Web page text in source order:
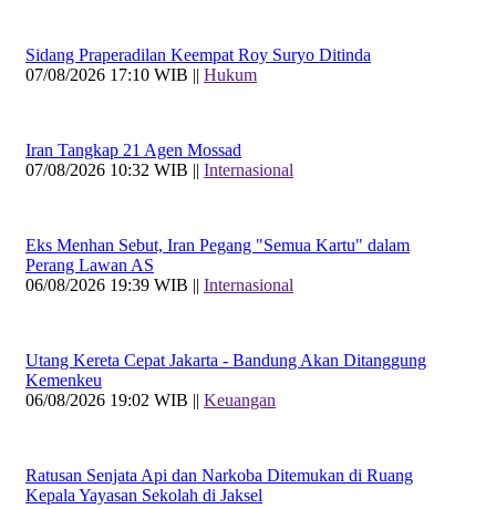
Sidang Praperadilan Keempat Roy Suryo Ditinda
07/08/2026 17:10 WIB || Hukum
Iran Tangkap 21 Agen Mossad
07/08/2026 10:32 WIB || Internasional
Eks Menhan Sebut, Iran Pegang "Semua Kartu" dalam
Perang Lawan AS
06/08/2026 19:39 WIB || Internasional
Utang Kereta Cepat Jakarta - Bandung Akan Ditanggung
Kemenkeu
06/08/2026 19:02 WIB || Keuangan
Ratusan Senjata Api dan Narkoba Ditemukan di Ruang
Kepala Yayasan Sekolah di Jaksel